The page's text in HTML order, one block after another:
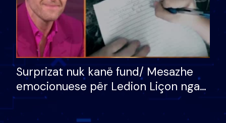
Surprizat nuk kanë fund/ Mesazhe
emocionuese për Ledion Liçon nga
nëna dhe fëmijët e tij, moderatori
nuk i mban dot lotët: Nuk meritoj…